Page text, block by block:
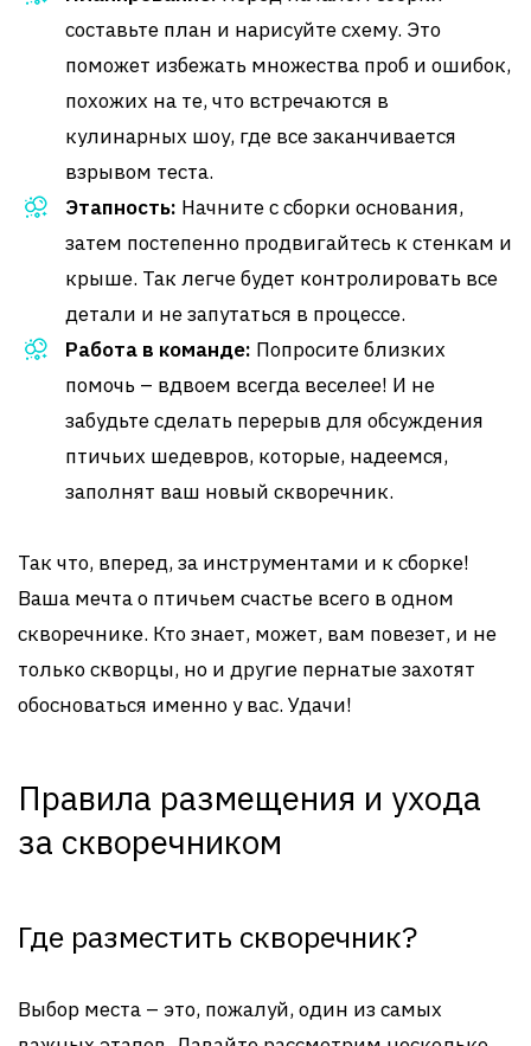
составьте план и нарисуйте схему. Это
поможет избежать множества проб и ошибок,
похожих на те, что встречаются в
кулинарных шоу, где все заканчивается
взрывом теста.
Этапность: Начните с сборки основания,
затем постепенно продвигайтесь к стенкам и
крыше. Так легче будет контролировать все
детали и не запутаться в процессе.
Работа в команде: Попросите близких
помочь – вдвоем всегда веселее! И не
забудьте сделать перерыв для обсуждения
птичьих шедевров, которые, надеемся,
заполнят ваш новый скворечник.
Так что, вперед, за инструментами и к сборке!
Ваша мечта о птичьем счастье всего в одном
скворечнике. Кто знает, может, вам повезет, и не
только скворцы, но и другие пернатые захотят
обосноваться именно у вас. Удачи!
Правила размещения и ухода
за скворечником
Где разместить скворечник?
Выбор места – это, пожалуй, один из самых